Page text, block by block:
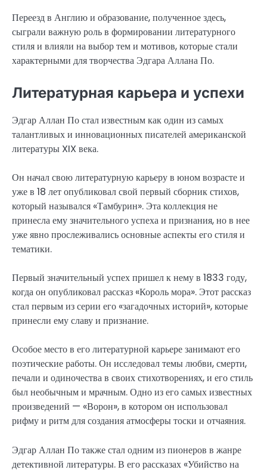
Переезд в Англию и образование, полученное здесь,
сыграли важную роль в формировании литературного
стиля и влияли на выбор тем и мотивов, которые стали
характерными для творчества Эдгара Аллана По.
Литературная карьера и успехи
Эдгар Аллан По стал известным как один из самых
талантливых и инновационных писателей американской
литературы XIX века.
Он начал свою литературную карьеру в юном возрасте и
уже в 18 лет опубликовал свой первый сборник стихов,
который назывался «Тамбурин». Эта коллекция не
принесла ему значительного успеха и признания, но в нее
уже явно прослеживались основные аспекты его стиля и
тематики.
Первый значительный успех пришел к нему в 1833 году,
когда он опубликовал рассказ «Король мора». Этот рассказ
стал первым из серии его «загадочных историй», которые
принесли ему славу и признание.
Особое место в его литературной карьере занимают его
поэтические работы. Он исследовал темы любви, смерти,
печали и одиночества в своих стихотворениях, и его стиль
был необычным и мрачным. Одно из его самых известных
произведений — «Ворон», в котором он использовал
рифму и ритм для создания атмосферы тоски и отчаяния.
Эдгар Аллан По также стал одним из пионеров в жанре
детективной литературы. В его рассказах «Убийство на